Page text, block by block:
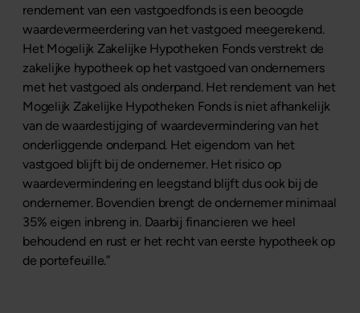
rendement van een vastgoedfonds is een beoogde
waardevermeerdering van het vastgoed meegerekend.
Het Mogelijk Zakelijke Hypotheken Fonds verstrekt de
zakelijke hypotheek op het vastgoed van ondernemers
met het vastgoed als onderpand. Het rendement van het
Mogelijk Zakelijke Hypotheken Fonds is niet afhankelijk
van de waardestijging of waardevermindering van het
onderliggende onderpand. Het eigendom van het
vastgoed blijft bij de ondernemer. Het risico op
waardevermindering en leegstand blijft dus ook bij de
ondernemer. Bovendien brengt de ondernemer minimaal
35% eigen inbreng in. Daarbij financieren we heel
behoudend en rust er het recht van eerste hypotheek op
de portefeuille.”